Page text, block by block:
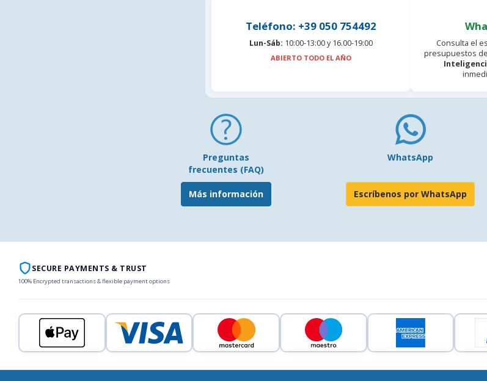
Teléfono: +39 050 754492
Lun-Sáb: 10:00-13:00 y 16.00-19:00
ABIERTO TODO EL AÑO
Consulta el
presupuestos
Preguntas
frecuentes (FAQ)
Más información
WhatsApp
Escríbenos por WhatsApp
SECURE PAYMENTS & TRUST
100% Encrypted transactions & flexible payment options